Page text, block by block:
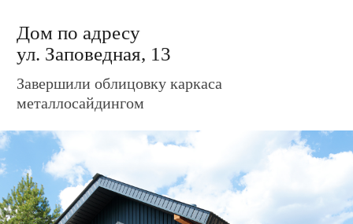
Завершили обрешётку каркаса и кровли
Дом по адресу
ул. Заповедная, 4